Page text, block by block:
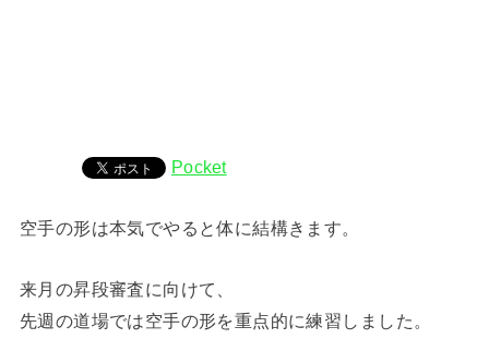
Pocket
空手の形は本気でやると体に結構きます。
来月の昇段審査に向けて、
先週の道場では空手の形を重点的に練習しました。